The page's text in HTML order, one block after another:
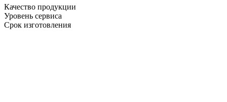
Качество продукции
Уровень сервиса
Срок изготовления